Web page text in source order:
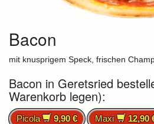
Bacon
mit knusprigem Speck, frischen
Bacon in Geretsried
Warenkorb legen):
Picola 9,90 € Maxi 12,90